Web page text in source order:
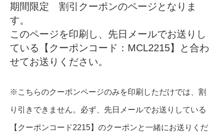
期間限定 割引クーポンのページとなりま
す。
このページを印刷し、先日メールでお送りし
ている【クーポンコード：MCL2215】と合わ
せてお送りください。
※こちらのクーポンページのみを印刷しただけでは、割
り引きできません。必ず、先日メールでお送りしている
【クーポンコード2215】のクーポンと一緒にお送りくだ